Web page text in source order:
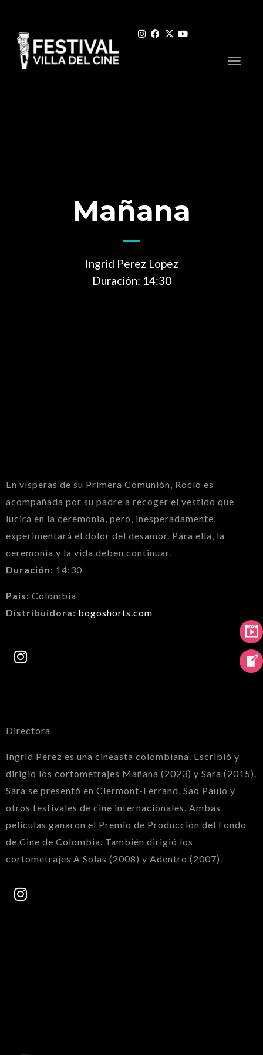
Mañana
Ingrid Perez Lopez
Duración: 14:30
En vísperas de su Primera Comunión, Rocío es
acompañada por su padre a recoger el vestido que
lucirá en la ceremonia, pero, inesperadamente,
experimentará el dolor del desamor. Para ella, la
ceremonia y la vida deben continuar.
Duración: 14:30
País: Colombia
Distribuidora: bogoshorts.com
Directora
Ingrid Pérez es una cineasta colombiana. Escribió y
dirigió los cortometrajes Mañana (2023) y Sara (2015).
Sara se presentó en Clermont-Ferrand, Sao Paulo y
otros festivales de cine internacionales. Ambas
películas ganaron el Premio de Producción del Fondo
de Cine de Colombia. También dirigió los
cortometrajes A Solas (2008) y Adentro (2007).